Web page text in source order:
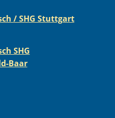
/ SHG Stuttgart
SHG
Baar